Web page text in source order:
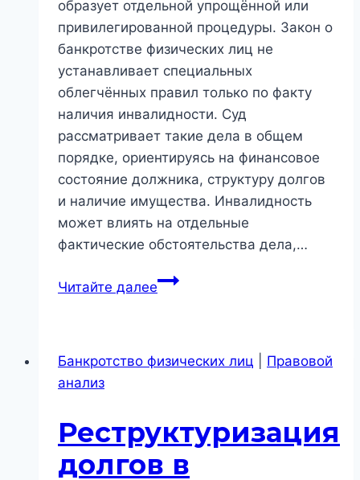
образует отдельной упрощённой или
привилегированной процедуры. Закон о
банкротстве физических лиц не
устанавливает специальных
облегчённых правил только по факту
наличия инвалидности. Суд
рассматривает такие дела в общем
порядке, ориентируясь на финансовое
состояние должника, структуру долгов
и наличие имущества. Инвалидность
может влиять на отдельные
фактические обстоятельства дела,…
Читайте далееБанкротство
как
долги
имущество
Банкротство физических лиц
Правовой
анализ
Реструктуризация
долгов в